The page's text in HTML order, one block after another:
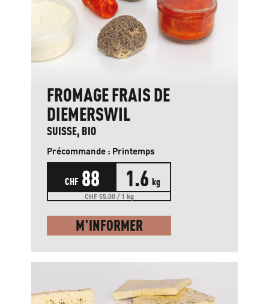
FROMAGE FRAIS DE
DIEMERSWIL
SUISSE, BIO
Précommande : Printemps
CHF 88 1.6 kg
CHF 55.00 / 1 kg
M'INFORMER